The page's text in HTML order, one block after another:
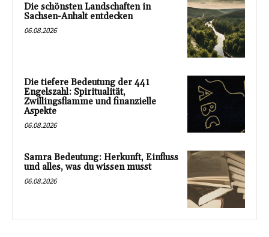
Die schönsten Landschaften in
Sachsen-Anhalt entdecken
06.08.2026
Die tiefere Bedeutung der 441
Engelszahl: Spiritualität,
Zwillingsflamme und finanzielle
Aspekte
06.08.2026
Samra Bedeutung: Herkunft, Einfluss
und alles, was du wissen musst
06.08.2026